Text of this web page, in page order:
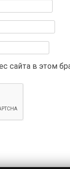
сайта в этом